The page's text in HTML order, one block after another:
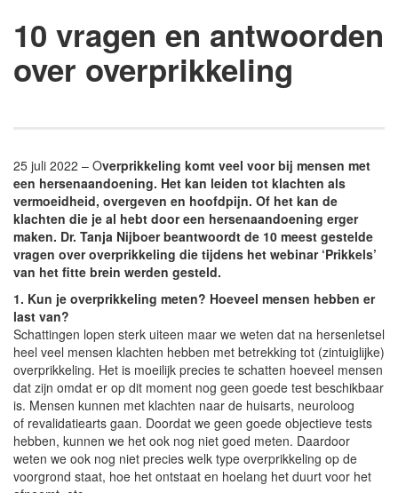
10 vragen en antwoorden
over overprikkeling
25 juli 2022 – Overprikkeling komt veel voor bij mensen met
een hersenaandoening. Het kan leiden tot klachten als
vermoeidheid, overgeven en hoofdpijn. Of het kan de
klachten die je al hebt door een hersenaandoening erger
maken. Dr. Tanja Nijboer beantwoordt de 10 meest gestelde
vragen over overprikkeling die tijdens het webinar ‘Prikkels’
van het fitte brein werden gesteld.
1. Kun je overprikkeling meten? Hoeveel mensen hebben er
last van?
Schattingen lopen sterk uiteen maar we weten dat na hersenletsel
heel veel mensen klachten hebben met betrekking tot (zintuiglijke)
overprikkeling. Het is moeilijk precies te schatten hoeveel mensen
dat zijn omdat er op dit moment nog geen goede test beschikbaar
is. Mensen kunnen met klachten naar de huisarts, neuroloog
of revalidatiearts gaan. Doordat we geen goede objectieve tests
hebben, kunnen we het ook nog niet goed meten. Daardoor
weten we ook nog niet precies welk type overprikkeling op de
voorgrond staat, hoe het ontstaat en hoelang het duurt voor het